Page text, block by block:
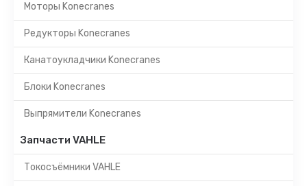
Моторы Konecranes
Редукторы Konecranes
Канатоукладчики Konecranes
Блоки Konecranes
Выпрямители Konecranes
Запчасти VAHLE
Токосъёмники VAHLE